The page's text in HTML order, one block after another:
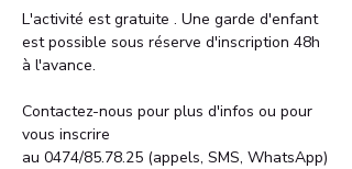
L'activité est gratuite . Une garde d'enfant
est possible sous réserve d'inscription 48h
à l'avance.
Contactez-nous pour plus d'infos ou pour
vous inscrire
au 0474/85.78.25 (appels, SMS, WhatsApp)